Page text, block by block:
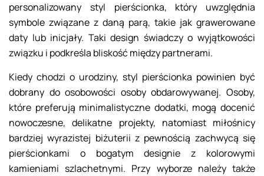
personalizowany styl pierścionka, który uwzględnia
symbole związane z daną parą, takie jak grawerowane
daty lub inicjały. Taki design świadczy o wyjątkowości
związku i podkreśla bliskość między partnerami.
Kiedy chodzi o urodziny, styl pierścionka powinien być
dobrany do osobowości osoby obdarowywanej. Osoby,
które preferują minimalistyczne dodatki, mogą docenić
nowoczesne, delikatne projekty, natomiast miłośnicy
bardziej wyrazistej biżuterii z pewnością zachwycą się
pierścionkami o bogatym designie z kolorowymi
kamieniami szlachetnymi. Przy wyborze należy także